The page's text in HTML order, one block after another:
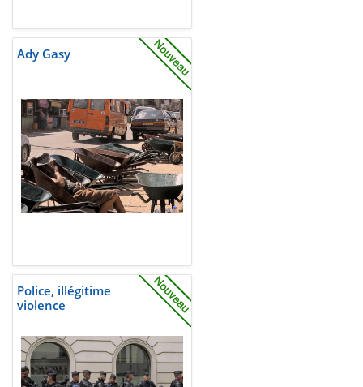
Ady Gasy
Police, illégitime
violence